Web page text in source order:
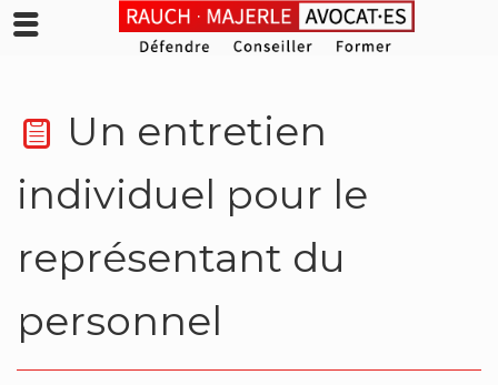
Un entretien
individuel pour le
représentant du
personnel